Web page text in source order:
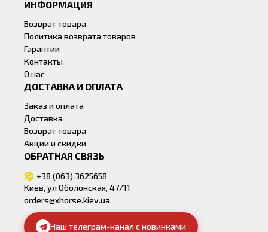
ИНФОРМАЦИЯ
Возврат товара
Политика возврата товаров
Гарантии
Контакты
О нас
ДОСТАВКА И ОПЛАТА
Заказ и оплата
Доставка
Возврат товара
Акции и скидки
ОБРАТНАЯ СВЯЗЬ
+38 (063) 3625658
Киев, ул Оболонская, 47/11
orders@xhorse.kiev.ua
Наш телеграм-канал с новинками